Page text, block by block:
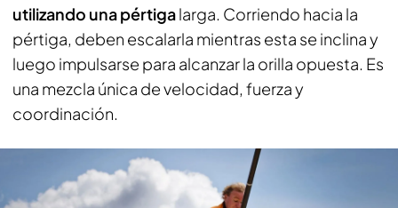
utilizando una pértigalarga. Corriendo hacia la
pértiga, deben escalarla mientras esta se inclina y
luego impulsarse para alcanzar la orilla opuesta. Es
una mezcla única de velocidad, fuerza y
coordinación.